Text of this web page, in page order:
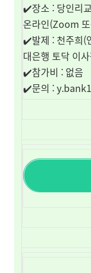
✔️장소 : 당인리
온라인(Zoom
✔️발제 : 천주희(
대은행 토닥 이
✔️참가비 : 없음
✔️문의 :